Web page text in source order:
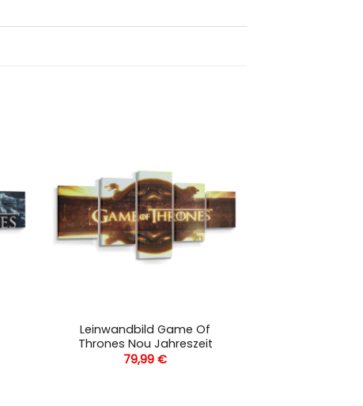
Leinwandbild Game Of
Thrones Nou Jahreszeit
79,99€